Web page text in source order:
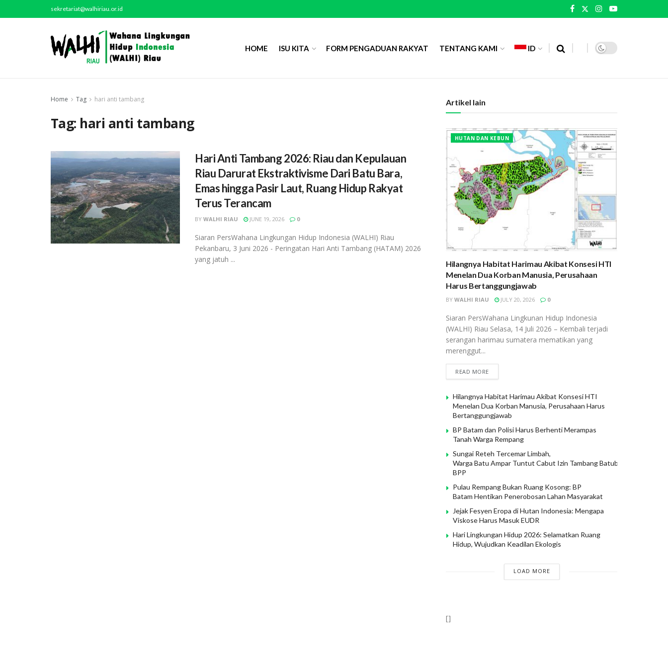
sekretariat@walhiriau.or.id
HOME ISU KITA FORM PENGADUAN RAKYAT TENTANG KAMI ID
Home Tag hari anti tambang
Tag: hari anti tambang
Hari Anti Tambang 2026: Riau dan Kepulauan
Riau Darurat Ekstraktivisme Dari Batu Bara,
Emas hingga Pasir Laut, Ruang Hidup Rakyat
Terus Terancam
BY WALHI RIAU JUNE 19, 2026 0
Siaran PersWahana Lingkungan Hidup Indonesia (WALHI) Riau
Pekanbaru, 3 Juni 2026 - Peringatan Hari Anti Tambang (HATAM) 2026
yang jatuh ...
Artikel lain
HUTAN DAN KEBUN
Hilangnya Habitat Harimau Akibat Konsesi HTI
Menelan Dua Korban Manusia, Perusahaan
Harus Bertanggungjawab
BY WALHI RIAU JULY 20, 2026 0
Siaran PersWahana Lingkunan Hidup Indonesia
(WALHI) Riau Selasa, 14 Juli 2026 – Kembali terjadi
serangan harimau sumatera mematikan yang
merenggut...
READ MORE
Hilangnya Habitat Harimau Akibat Konsesi HTI
Menelan Dua Korban Manusia, Perusahaan Harus
Bertanggungjawab
BP Batam dan Polisi Harus Berhenti Merampas
Tanah Warga Rempang
Sungai Reteh Tercemar Limbah,
Warga Batu Ampar Tuntut Cabut Izin Tambang Batubara PT
BPP
Pulau Rempang Bukan Ruang Kosong: BP
Batam Hentikan Penerobosan Lahan Masyarakat
Jejak Fesyen Eropa di Hutan Indonesia: Mengapa
Viskose Harus Masuk EUDR
Hari Lingkungan Hidup 2026: Selamatkan Ruang
Hidup, Wujudkan Keadilan Ekologis
LOAD MORE
[]